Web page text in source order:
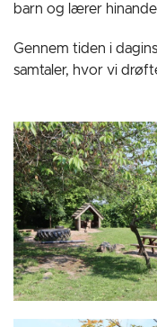
barn og lærer
Gennem tiden i
samtaler, hvor vi